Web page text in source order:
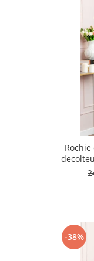
-38%